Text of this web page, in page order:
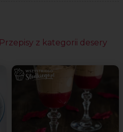
Przepisy z kategorii desery